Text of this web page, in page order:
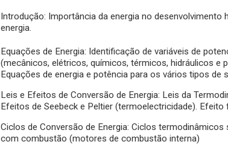
Introdução: Importância da energia no
energia.
Equações de Energia: Identificação de variáveis de
(mecânicos, elétricos, químicos, térmicos, hidráulicos e
Equações de energia e potência para os vários tipos
Leis e Efeitos de Conversão de Energia: Leis da
Efeitos de Seebeck e Peltier (termoelectricidade).
Ciclos de Conversão de Energia: Ciclos
com combustão (motores de combustão interna)